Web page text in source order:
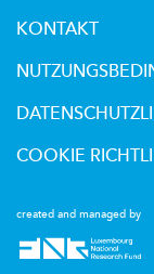
created and managed by
KONTAKT
COOKIE